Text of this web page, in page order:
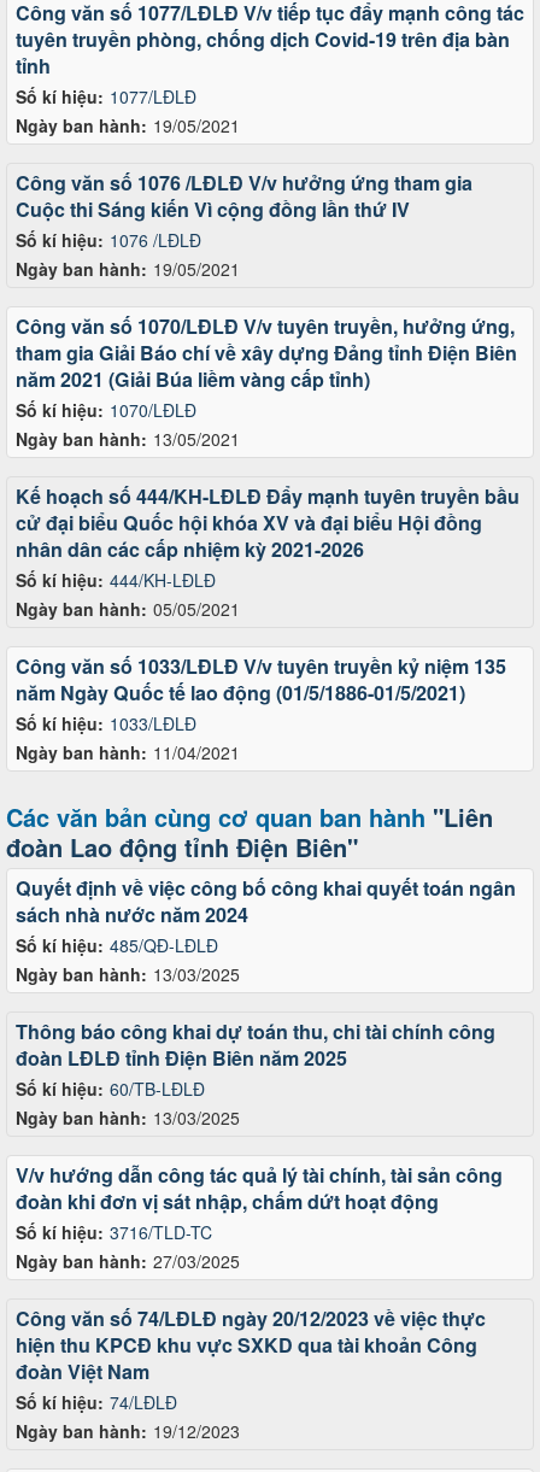
Số kí hiệu: 1077/LĐLĐ
Ngày ban hành: 19/05/2021
Công văn số 1077/LĐLĐ V/v tiếp tục đẩy mạnh công tác
tuyên truyền phòng, chống dịch Covid-19 trên địa bàn
tỉnh
Số kí hiệu: 1076 /LĐLĐ
Ngày ban hành: 19/05/2021
Công văn số 1076 /LĐLĐ V/v hưởng ứng tham gia
Cuộc thi Sáng kiến Vì cộng đồng lần thứ IV
Số kí hiệu: 1070/LĐLĐ
Ngày ban hành: 13/05/2021
Công văn số 1070/LĐLĐ V/v tuyên truyền, hưởng ứng,
tham gia Giải Báo chí về xây dựng Đảng tỉnh Điện Biên
năm 2021 (Giải Búa liềm vàng cấp tỉnh)
Số kí hiệu: 444/KH-LĐLĐ
Ngày ban hành: 05/05/2021
Kế hoạch số 444/KH-LĐLĐ Đẩy mạnh tuyên truyền bầu
cử đại biểu Quốc hội khóa XV và đại biểu Hội đồng
nhân dân các cấp nhiệm kỳ 2021-2026
Số kí hiệu: 1033/LĐLĐ
Ngày ban hành: 11/04/2021
Công văn số 1033/LĐLĐ V/v tuyên truyền kỷ niệm 135
năm Ngày Quốc tế lao động (01/5/1886-01/5/2021)
Các văn bản cùng cơ quan ban hành "Liên
đoàn Lao động tỉnh Điện Biên"
Số kí hiệu: 485/QĐ-LĐLĐ
Ngày ban hành: 13/03/2025
Quyết định về việc công bố công khai quyết toán ngân
sách nhà nước năm 2024
Số kí hiệu: 60/TB-LĐLĐ
Ngày ban hành: 13/03/2025
Thông báo công khai dự toán thu, chi tài chính công
đoàn LĐLĐ tỉnh Điện Biên năm 2025
Số kí hiệu: 3716/TLD-TC
Ngày ban hành: 27/03/2025
V/v hướng dẫn công tác quả lý tài chính, tài sản công
đoàn khi đơn vị sát nhập, chấm dứt hoạt động
Số kí hiệu: 74/LĐLĐ
Ngày ban hành: 19/12/2023
Công văn số 74/LĐLĐ ngày 20/12/2023 về việc thực
hiện thu KPCĐ khu vực SXKD qua tài khoản Công
đoàn Việt Nam